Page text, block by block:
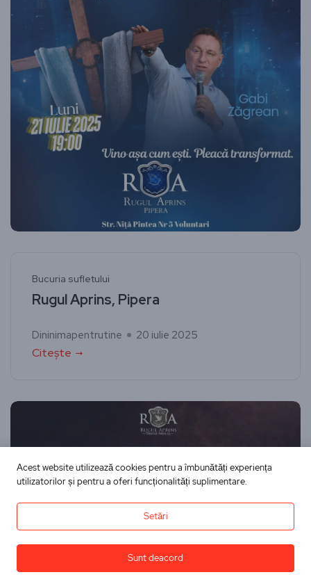
Bucuria sufletului
Rugul Aprins, Pipera
Dininimapentrutine 20 iulie 2025
Citește
Acest website utilizează cookies pentru a îmbunătăți experiența
utilizatorilor și pentru a oferi funcționalități suplimentare.
Setări
Sunt deacord